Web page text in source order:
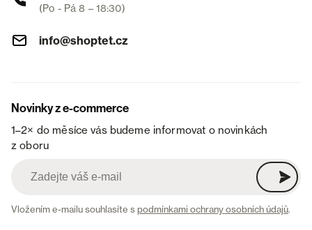
(Po - Pá 8 – 18:30)
info@shoptet.cz
Novinky z e-commerce
1–2× do měsíce vás budeme informovat o novinkách
z oboru
Vložením e-mailu souhlasíte spodmínkami ochrany osobních údajů.